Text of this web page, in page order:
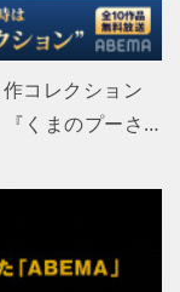
コレクション
くまのプーさ…